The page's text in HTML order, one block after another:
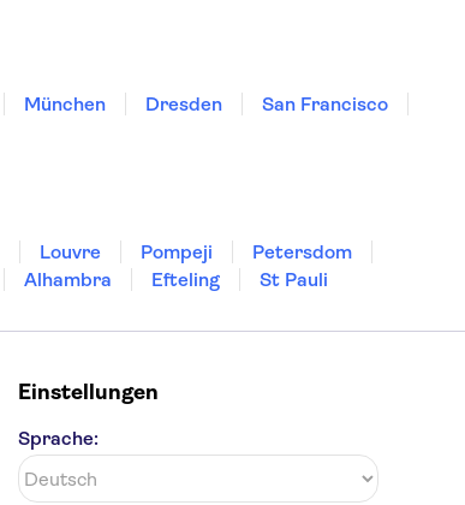
München Dresden
San Francisco
Louvre Pompeji
Petersdom
Alhambra Efteling
St Pauli
Einstellungen
Sprache: